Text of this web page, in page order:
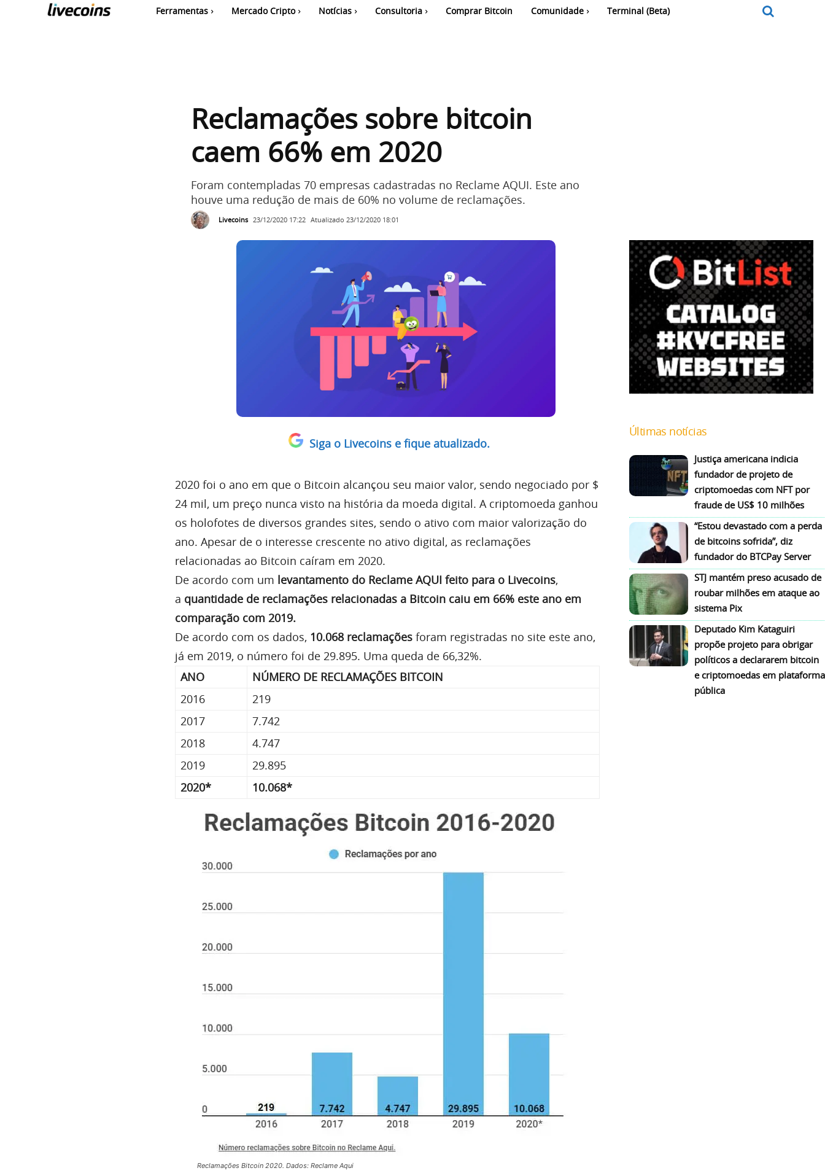
Ferramentas Mercado Cripto Notícias Consultoria Comprar Bitcoin Comunidade Terminal (Beta)
Reclamações sobre bitcoin
caem 66% em 2020
Foram contempladas 70 empresas cadastradas no Reclame AQUI. Este ano
houve uma redução de mais de 60% no volume de reclamações.
Livecoins 23/12/2020 17:22 Atualizado 23/12/2020 18:01
Siga o Livecoins e fique atualizado.
2020 foi o ano em que o Bitcoin alcançou seu maior valor, sendo negociado por $
24 mil, um preço nunca visto na história da moeda digital. A criptomoeda ganhou
os holofotes de diversos grandes sites, sendo o ativo com maior valorização do
ano. Apesar de o interesse crescente no ativo digital, as reclamações
relacionadas ao Bitcoin caíram em 2020.
De acordo com um levantamento do Reclame AQUI feito para o Livecoins,
a quantidade de reclamações relacionadas a Bitcoin caiu em 66% este ano em
comparação com 2019.
De acordo com os dados, 10.068 reclamações foram registradas no site este ano,
já em 2019, o número foi de 29.895. Uma queda de 66,32%.
ANO
NÚMERO DE RECLAMAÇÕES BITCOIN
2016
219
2017
7.742
2018
4.747
2019
29.895
2020*
10.068*
Reclamações Bitcoin 2020. Dados: Reclame Aqui
Últimas notícias
Justiça americana indicia
fundador de projeto de
criptomoedas com NFT por
fraude de US$ 10 milhões
“Estou devastado com a perda
de bitcoins sofrida”, diz
fundador do BTCPay Server
STJ mantém preso acusado de
roubar milhões em ataque ao
sistema Pix
Deputado Kim Kataguiri
propõe projeto para obrigar
políticos a declararem bitcoin
e criptomoedas em plataforma
pública